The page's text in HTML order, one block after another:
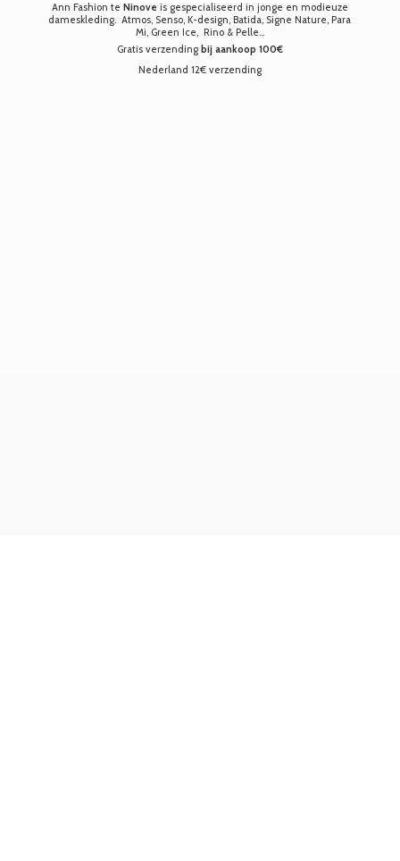
Ann Fashion te Ninove is gespecialiseerd in jonge en modieuze
dameskleding. Atmos, Senso, K-design, Batida, Signe Nature, Para
Mi, Green Ice, Rino & Pelle...
Gratis verzending bij aankoop 100€
Nederland 12€ verzending